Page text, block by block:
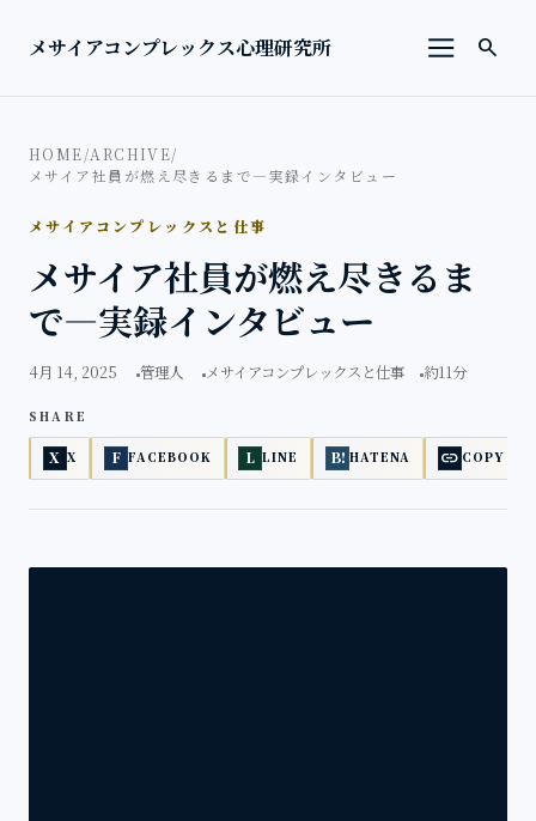
メサイアコンプレックス心理研究所
メニュー
検索を
search
HOME/ARCHIVE/
メサイア社員が燃え尽きるまで―実録インタビュー
メサイアコンプレックスと仕事
メサイア社員が燃え尽きるま
で―実録インタビュー
4月 14, 2025 管理人 メサイアコンプレックスと仕事 約11分
SHARE
X X F FACEBOOK L LINE B! HATENA link COPY